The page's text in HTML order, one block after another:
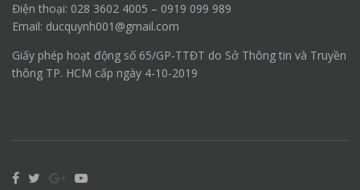
Điện thoại: 028 3602 4005 – 0919 099 989
Email: ducquynh001@gmail.com
Giấy phép hoạt động số 65/GP-TTĐT do Sở Thông tin và Truyền
thông TP. HCM cấp ngày 4-10-2019